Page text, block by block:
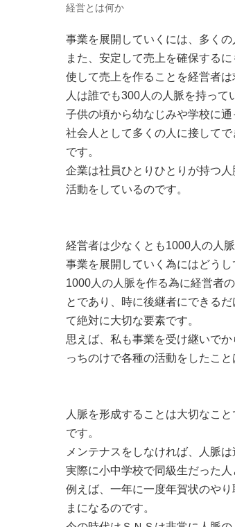
経営とは何か
事業を展開していくには、多くの
また、安定して売上を確保する
使して売上を作ることを経営者は
人は誰でも300人の人脈を持って
子供の頃から幼なじみや学校に
社会人として多くの人に接して
です。
企業は社員ひとりひとりが持つ
活動をしているのです。
経営者は少なくとも1000人の人
事業を展開していく為にはどうし
1000人の人脈を作る為に経営者
とであり、時に後継者にできる
て絶対に大切な要素です。
思えば、私も事業を受け継いで
っちのけで各種の活動をしたこ
人脈を形成することは大切なこ
です。
メンテナスをしなければ、人脈は
実際に小中学校で同級生だった
例えば、一年に一度年賀状のや
まになるのです。